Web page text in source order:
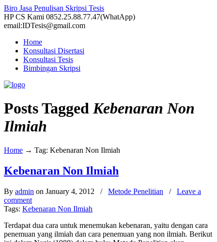
Biro Jasa Penulisan Skripsi Tesis
HP CS Kami 0852.25.88.77.47(WhatApp)
email:IDTesis@gmail.com
Home
Konsultasi Disertasi
Konsultasi Tesis
Bimbingan Skripsi
Posts TaggedKebenaran Non
Ilmiah
Home → Tag: Kebenaran Non Ilmiah
Kebenaran Non Ilmiah
By admin on January 4, 2012 / Metode Penelitian / Leave a
comment
Tags: Kebenaran Non Ilmiah
Terdapat dua cara untuk menemukan kebenaran, yaitu dengan cara
penemuan yang ilmiah dan cara penemuan yang non ilmiah. Berikut